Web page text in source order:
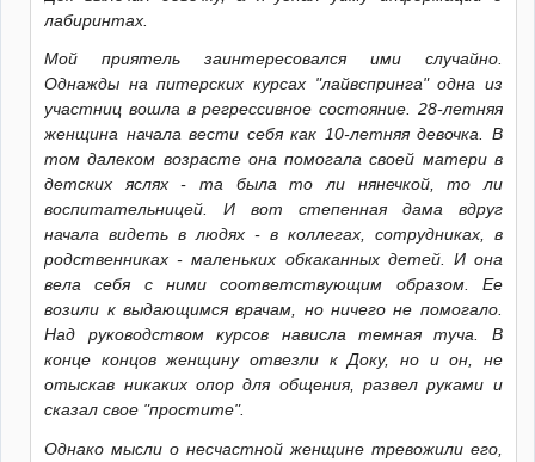
лабиринтах.
Мой приятель заинтересовался ими случайно.
Однажды на питерских курсах "лайвспринга" одна из
участниц вошла в регрессивное состояние. 28-летняя
женщина начала вести себя как 10-летняя девочка. В
том далеком возрасте она помогала своей матери в
детских яслях - та была то ли нянечкой, то ли
воспитательницей. И вот степенная дама вдруг
начала видеть в людях - в коллегах, сотрудниках, в
родственниках - маленьких обкаканных детей. И она
вела себя с ними соответствующим образом. Ее
возили к выдающимся врачам, но ничего не помогало.
Над руководством курсов нависла темная туча. В
конце концов женщину отвезли к Доку, но и он, не
отыскав никаких опор для общения, развел руками и
сказал свое "простите".
Однако мысли о несчастной женщине тревожили его,